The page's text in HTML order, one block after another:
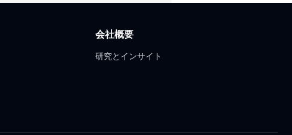
会社概要
研究とインサイト